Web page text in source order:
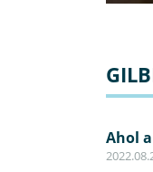
Ahol